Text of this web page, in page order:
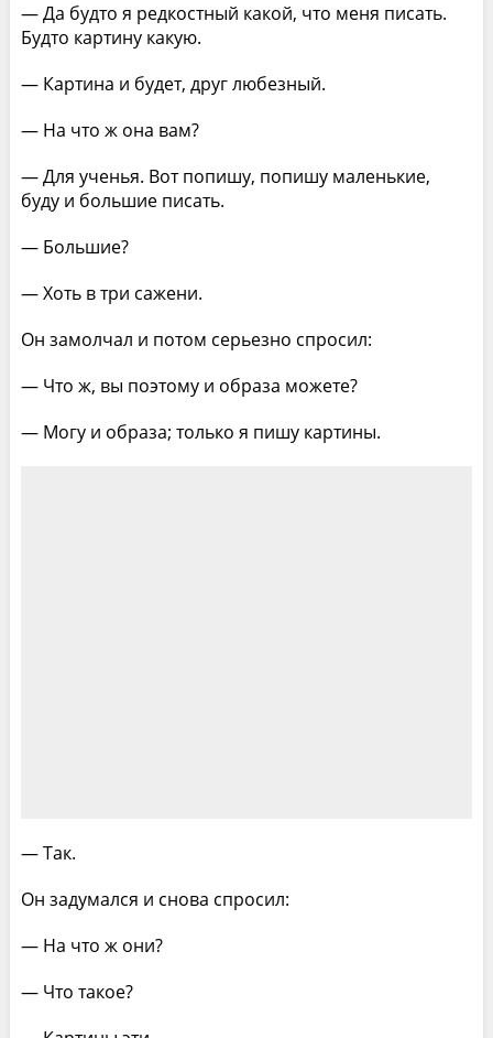
— Да будто я редкостный какой, что меня писать.
Будто картину какую.
— Картина и будет, друг любезный.
— На что ж она вам?
— Для ученья. Вот попишу, попишу маленькие,
буду и большие писать.
— Большие?
— Хоть в три сажени.
Он замолчал и потом серьезно спросил:
— Что ж, вы поэтому и образа можете?
— Могу и образа; только я пишу картины.
— Так.
Он задумался и снова спросил:
— На что ж они?
— Что такое?